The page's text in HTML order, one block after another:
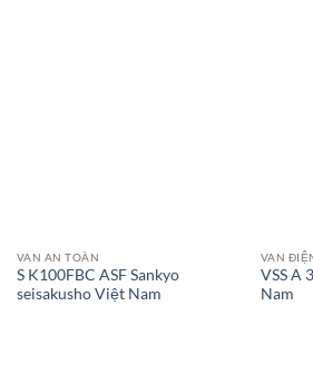
VAN AN TOÀN
S K100FBC ASF Sankyo
seisakusho Việt Nam
VAN
VSS A
Nam